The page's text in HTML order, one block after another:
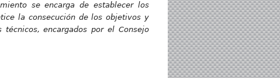
se encarga de establecer los
la consecución de los objetivos y
encargados por el Consejo